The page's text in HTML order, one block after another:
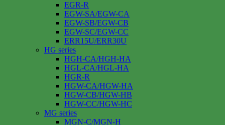
EGR-R
EGW-SA/EGW-CA
EGW-SB/EGW-CB
EGW-SC/EGW-CC
ERR15U/ERR30U
HG series
HGH-CA/HGH-HA
HGL-CA/HGL-HA
HGR-R
HGW-CA/HGW-HA
HGW-CB/HGW-HB
HGW-CC/HGW-HC
MG series
MGN-C/MGN-H